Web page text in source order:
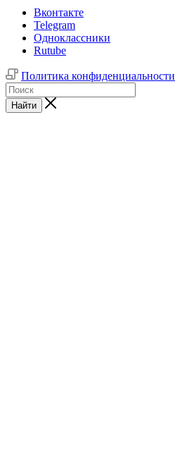
Вконтакте
Telegram
Одноклассники
Rutube
Политика конфиденциальности
Найти